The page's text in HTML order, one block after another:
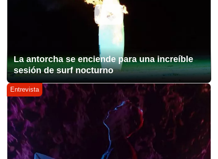
La antorcha se enciende para una increíble
sesión de surf nocturno
Entrevista